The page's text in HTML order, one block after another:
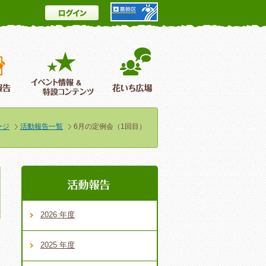
ログイン
情報＆フォトギャラリー イベント情報 ＆特設コンテンツ
ジ 活動報告一覧 6月の定例会（1回目）
2026 年度
2025 年度